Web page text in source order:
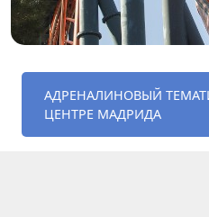
АДРЕНАЛИНОВЫЙ
ЦЕНТРЕ МАДРИДА